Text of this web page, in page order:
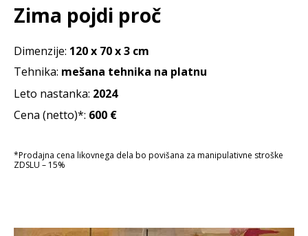
Zima pojdi proč
Dimenzije: 120 x 70 x 3 cm
Tehnika: mešana tehnika na platnu
Leto nastanka: 2024
Cena (netto)*: 600 €
*Prodajna cena likovnega dela bo povišana za manipulativne stroške
ZDSLU – 15%